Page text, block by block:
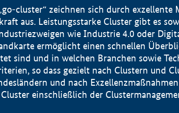
cluster“ zeichnen sich durch exzellente
aus. Leistungsstarke Cluster gibt es
wie Industrie 4.0 oder
ermöglicht einen schnellen
sind und in welchen Branchen sowie
so dass gezielt nach Clustern und
und nach
einschließlich der